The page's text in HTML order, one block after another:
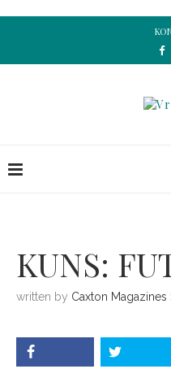
KUNS:
written by Caxton Magazines